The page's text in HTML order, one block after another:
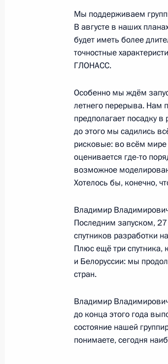
Рабочая встреча с
Юрием Борисовым
20 июля 2020 года, 16:50
Встреча с
Борисовым
17 февраля 2020 года, 14:15
Посещение завода
27 ноября 2019 года, 18:00
Встреча с вице-
26 сентября 2019 года, 13:40
и национальным
8 мая 2019 года, 17:00
Мы поддерживаем
В августе в наших
будет иметь более
точностные
ГЛОНАСС.
Особенно мы ждём
летнего перерыва. Нам
предполагает посадку
до этого мы садились
рисковые: во всём мире
оценивается где-то
возможное
Хотелось бы, конечно,
Владимир
Последним запуском,
спутников разработки
Плюс ещё три
и Белоруссии: мы
стран.
Владимир
до конца этого года
состояние нашей
понимаете, сегодня